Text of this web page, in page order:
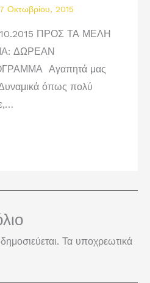
Οκτωβρίου, 2015
ΠΡΟΣ ΤΑ ΜΕΛΗ
ΔΩΡΕΑΝ
Αγαπητά μας
όπως πολύ
Τα υποχρεωτικά